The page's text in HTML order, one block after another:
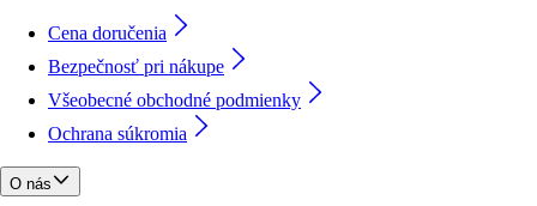
Cena doručenia
Bezpečnosť pri nákupe
Všeobecné obchodné podmienky
Ochrana súkromia
O nás